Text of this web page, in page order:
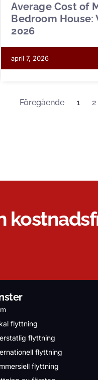
Average Cost of
Bedroom
2026
april 7, 2026
Föregående 1 2
flyttning
flyttning
flyttning
flyttning